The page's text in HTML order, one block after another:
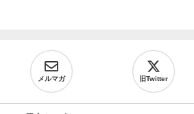
メルマガ 旧Twitter